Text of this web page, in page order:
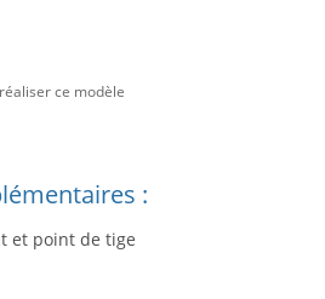
ce modèle
:
et point de tige